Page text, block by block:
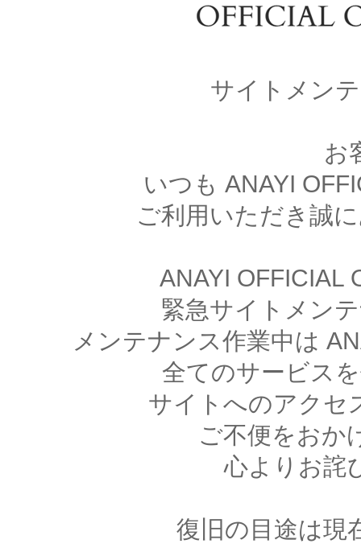
サイトメン
お
いつも ANAYI
ご利用いただき誠
ANAYI OFFICIAL
緊急サイトメン
メンテナンス作業中は
全てのサービス
サイトへのアクセ
ご不便をおか
心よりお詫
復旧の目途は現